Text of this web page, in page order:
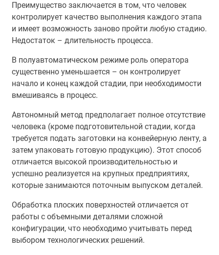
Преимущество заключается в том, что человек
контролирует качество выполнения каждого этапа
и имеет возможность заново пройти любую стадию.
Недостаток – длительность процесса.
В полуавтоматическом режиме роль оператора
существенно уменьшается – он контролирует
начало и конец каждой стадии, при необходимости
вмешиваясь в процесс.
Автономный метод предполагает полное отсутствие
человека (кроме подготовительной стадии, когда
требуется подать заготовки на конвейерную ленту, а
затем упаковать готовую продукцию). Этот способ
отличается высокой производительностью и
успешно реализуется на крупных предприятиях,
которые занимаются поточным выпуском деталей.
Обработка плоских поверхностей отличается от
работы с объемными деталями сложной
конфигурации, что необходимо учитывать перед
выбором технологических решений.